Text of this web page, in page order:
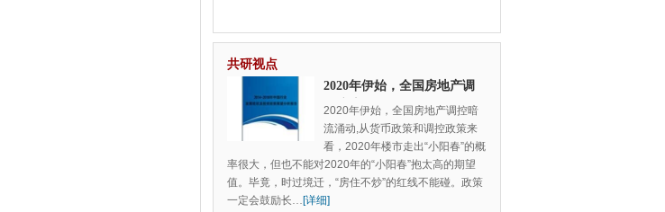
共研视点
2020年伊始，全国房地产调
控暗流涌动
2020年伊始，全国房地产调控暗
流涌动,从货币政策和调控政策来
看，2020年楼市走出“小阳春”的概
率很大，但也不能对2020年的“小阳春”抱太高的期望
值。毕竟，时过境迁，“房住不炒”的红线不能碰。政策
一定会鼓励长…[详细]